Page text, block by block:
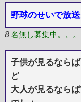
野球のせいで放
8 名無し募集中。。。
子供が見るなら
ど
大人が見るなら